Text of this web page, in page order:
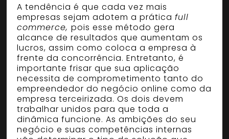
A tendência é que cada vez mais
empresas sejam adotem a práticafull
commerce,pois esse método gera
alcance de resultados que aumentam os
lucros, assim como coloca a empresa à
frente da concorrência. Entretanto, é
importante frisar que sua aplicação
necessita de comprometimento tanto do
empreendedor do negócio online como da
empresa terceirizada. Os dois devem
trabalhar unidos para que toda a
dinâmica funcione. As ambições do seu
negócio e suas competências internas